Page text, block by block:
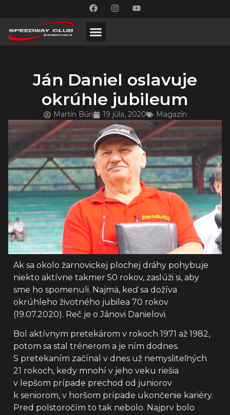
Ján Daniel oslavuje
okrúhle jubileum
Martin Búri 19 júla, 2020 Magazín
Ak sa okolo žarnovickej plochej dráhy pohybuje
niekto aktívne takmer 50 rokov, zaslúži si, aby
sme ho spomenuli. Najmä, keď sa dožíva
okrúhleho životného jubilea 70 rokov
(19.07.2020). Reč je o Jánovi Danielovi.
Bol aktívnym pretekárom v rokoch 1971 až 1982,
potom sa stal trénerom a je ním dodnes.
S pretekaním začínal v dnes už nemysliteľných
21 rokoch, kedy mnohí v jeho veku riešia
v lepšom prípade prechod od juniorov
k seniorom, v horšom prípade ukončenie kariéry.
Pred polstoročím to tak nebolo. Najprv bolo